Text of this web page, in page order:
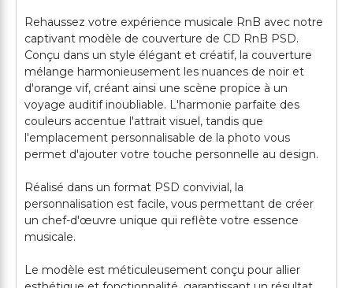
Rehaussez votre expérience musicale RnB avec notre
captivant modèle de couverture de CD RnB PSD.
Conçu dans un style élégant et créatif, la couverture
mélange harmonieusement les nuances de noir et
d'orange vif, créant ainsi une scène propice à un
voyage auditif inoubliable. L'harmonie parfaite des
couleurs accentue l'attrait visuel, tandis que
l'emplacement personnalisable de la photo vous
permet d'ajouter votre touche personnelle au design.
Réalisé dans un format PSD convivial, la
personnalisation est facile, vous permettant de créer
un chef-d'œuvre unique qui reflète votre essence
musicale.
Le modèle est méticuleusement conçu pour allier